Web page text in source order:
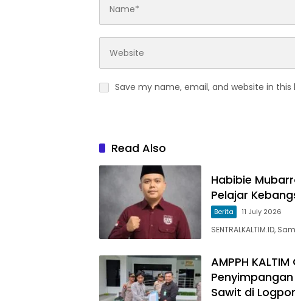
Save my name, email, and website in
Read Also
Habibie
Pelajar
Berita 11 July 2026
SENTRALKALTIM.ID,
AMPPH
Sawit di